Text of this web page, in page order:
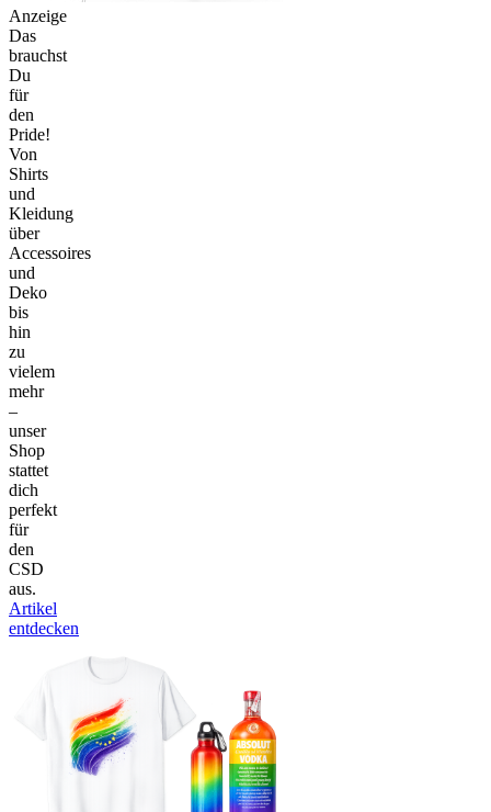
Anzeige
Das
brauchst
Du
für
den
Pride!
Von
Shirts
und
Kleidung
über
Accessoires
und
Deko
bis
hin
zu
vielem
mehr
–
unser
Shop
stattet
dich
perfekt
für
den
CSD
aus.
Artikel
entdecken